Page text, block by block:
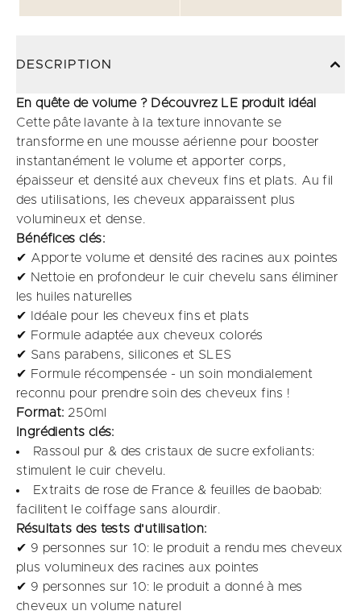
DESCRIPTION
En quête de volume ? Découvrez LE produit idéal
Cette pâte lavante à la texture innovante se
transforme en une mousse aérienne pour booster
instantanément le volume et apporter corps,
épaisseur et densité aux cheveux fins et plats. Au fil
des utilisations, les cheveux apparaissent plus
volumineux et dense.
Bénéfices clés:
✔ Apporte volume et densité des racines aux pointes
✔ Nettoie en profondeur le cuir chevelu sans éliminer
les huiles naturelles
✔ Idéale pour les cheveux fins et plats
✔ Formule adaptée aux cheveux colorés
✔ Sans parabens, silicones et SLES
✔ Formule récompensée - un soin mondialement
reconnu pour prendre soin des cheveux fins !
Format: 250ml
Ingrédients clés:
Rassoul pur & des cristaux de sucre exfoliants:
stimulent le cuir chevelu.
Extraits de rose de France & feuilles de baobab:
facilitent le coiffage sans alourdir.
Résultats des tests d'utilisation:
✔ 9 personnes sur 10: le produit a rendu mes cheveux
plus volumineux des racines aux pointes​
✔ 9 personnes sur 10: le produit a donné à mes
cheveux un volume naturel​